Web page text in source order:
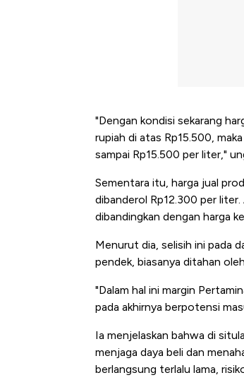
"Dengan kondisi sekarang
rupiah di atas Rp15.500,
sampai Rp15.500 per liter,"
Sementara itu, harga jual
dibanderol Rp12.300 per
dibandingkan dengan harga
Menurut dia, selisih ini pada
pendek, biasanya ditahan
"Dalam hal ini margin
pada akhirnya berpotensi
Ia menjelaskan bahwa di
menjaga daya beli dan
berlangsung terlalu lama,
Kongo